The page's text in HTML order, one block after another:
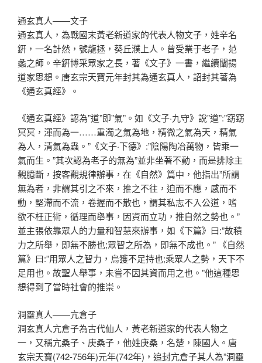
通玄真人——文子
通玄真人，為戰國末黃老新道家的代表人物文子，姓辛名
銒，一名計然，號龍拯，葵丘濮上人。曾受業于老子，范
蠡之師。辛銒博采眾家之長，著《文子》一書，繼續闡揚
道家思想。唐玄宗天寶元年封其為通玄真人，詔封其著為
《通玄真經》。
《通玄真經》認為”道”即”氣”。如《文子·九守》說”道”:”窈窈
冥冥，渾而為一……重濁之氣為地，精微之氣為天，精氣
為人，清氣為蟲。”《文子·下德》:”陰陽陶冶萬物，皆乘一
氣而生。”其次認為老子的無為”並非坐著不動，而是排除主
觀臆斷，按客觀規律辦事，在《自然》篇中，他指出”所謂
無為者，非謂其引之不來，推之不往，迫而不應，感而不
動，堅滯而不流，卷握而不散也，謂其私志不入公道，嗜
欲不枉正術，循理而舉事，因資而立功，推自然之勢也。”
並主張依靠眾人的力量和智慧來辦事，如《下篇》曰:”故積
力之所舉，即無不勝也;眾智之所為，即無不成也。” 《自然
篇》曰:”用眾人之智力，烏獲不足持也;乘眾人之勢，天下不
足用也。故聖人舉事，未嘗不因其資而用之也。”他這種思
想得到了當時社會的推崇。
洞靈真人——亢倉子
洞玄真人亢倉子為古代仙人，黃老新道家的代表人物之
一，又稱亢桑子、庚桑子，他姓庚桑，名楚，陳國人。唐
玄宗天寶(742-756年)元年(742年)，追封亢倉子其人為”洞靈